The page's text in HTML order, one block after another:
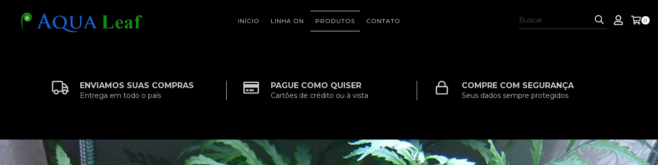
INÍCIO LINHA ON PRODUTOS CONTATO 0
ENVIAMOS SUAS COMPRAS
Entrega em todo o país
PAGUE COMO QUISER
Cartões de crédito ou à vista
COMPRE COM SEGURANÇA
Seus dados sempre protegidos